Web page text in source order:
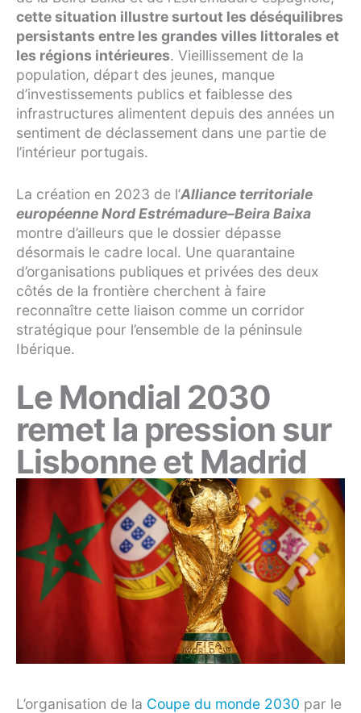
cette situation illustre surtout les déséquilibres
persistants entre les grandes villes littorales et
les régions intérieures. Vieillissement de la
population, départ des jeunes, manque
d’investissements publics et faiblesse des
infrastructures alimentent depuis des années un
sentiment de déclassement dans une partie de
l’intérieur portugais.
La création en 2023 de l’Alliance territoriale
européenne Nord Estrémadure–Beira Baixa
montre d’ailleurs que le dossier dépasse
désormais le cadre local. Une quarantaine
d’organisations publiques et privées des deux
côtés de la frontière cherchent à faire
reconnaître cette liaison comme un corridor
stratégique pour l’ensemble de la péninsule
Ibérique.
Le Mondial 2030
remet la pression sur
Lisbonne et Madrid
L’organisation de la Coupe du monde 2030 par le